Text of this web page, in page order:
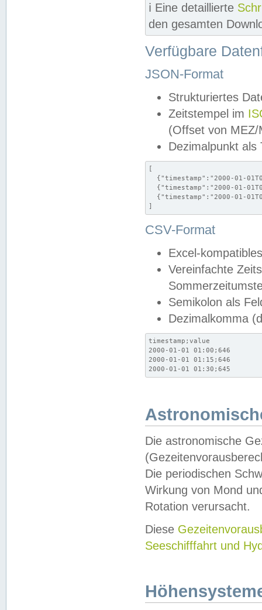
ℹ️ Eine detaillierte
den gesamten
Verfügbare
JSON-Format
Strukturiertes
Zeitstempel im
(Offset von MEZ/
Dezimalpunkt als
[
{"timestamp":"2000-01-
{"timestamp":"2000-01-
{"timestamp":"2000-01-
]
CSV-Format
Excel-
Vereinfachte
Semikolon als
Dezimalkomma
timestamp;value
2000-01-01 01:00;646
2000-01-01 01:15;646
2000-01-01 01:30;645
Die astronomische
Die periodischen
Wirkung von Mond
Rotation verursacht.
Diese
Seeschifffahrt und